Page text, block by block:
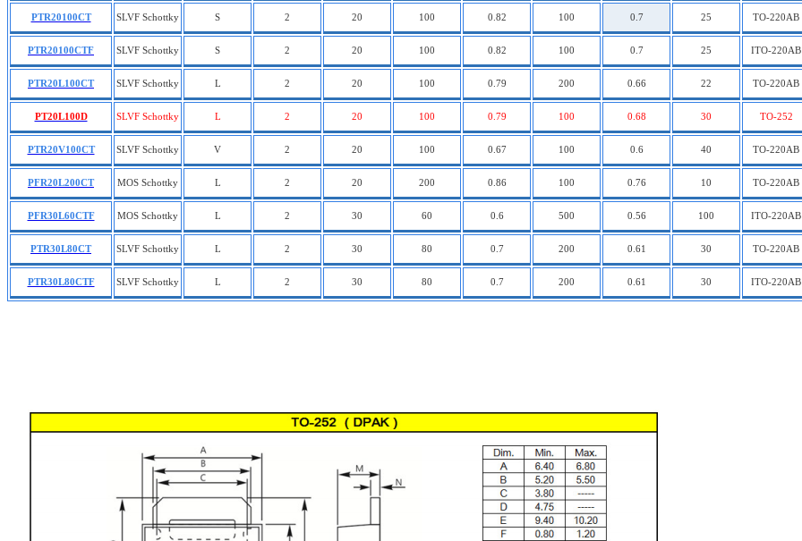
PTR20100CT SLVF Schottky S 2 20 100 0.82 100 0.7 25 TO-220AB
PTR20100CTF SLVF Schottky S 2 20 100 0.82 100 0.7 25 ITO-220AB
PTR20L100CT SLVF Schottky L 2 20 100 0.79 200 0.66 22 TO-220AB
PT20L100D SLVF Schottky L 2 20 100 0.79 100 0.68 30 TO-252
PTR20V100CT SLVF Schottky V 2 20 100 0.67 100 0.6 40 TO-220AB
PFR20L200CT MOS Schottky L 2 20 200 0.86 100 0.76 10 TO-220AB
PFR30L60CTF MOS Schottky L 2 30 60 0.6 500 0.56 100 ITO-220AB
PTR30L80CT SLVF Schottky L 2 30 80 0.7 200 0.61 30 TO-220AB
PTR30L80CTF SLVF Schottky L 2 30 80 0.7 200 0.61 30 ITO-220AB